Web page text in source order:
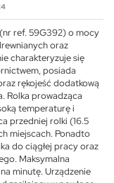
ref. 59G392) o mocy
oraz
charakteryzuje się
posiada
rękojeść dodatkową
Rolka prowadząca
temperaturę i
przedniej rolki (16.5
miejscach. Ponadto
do ciągłej pracy oraz
Maksymalna
minutę. Urządzenie